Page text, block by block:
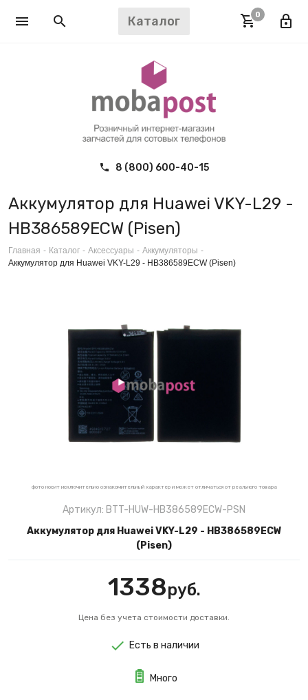
Каталог 0
8 (800) 600-40-15
Аккумулятор для Huawei VKY-L29 -
HB386589ECW (Pisen)
Главная - Каталог - Аксессуары - Аккумуляторы -
Аккумулятор для Huawei VKY-L29 - HB386589ECW (Pisen)
фото носит исключительно ознакомительный характер и может отличаться от реального товара
Артикул: BTT-HUW-HB386589ECW-PSN
Аккумулятор для Huawei VKY-L29 - HB386589ECW
(Pisen)
1338руб.
Цена без учета стоимости доставки.
Есть в наличии
Много